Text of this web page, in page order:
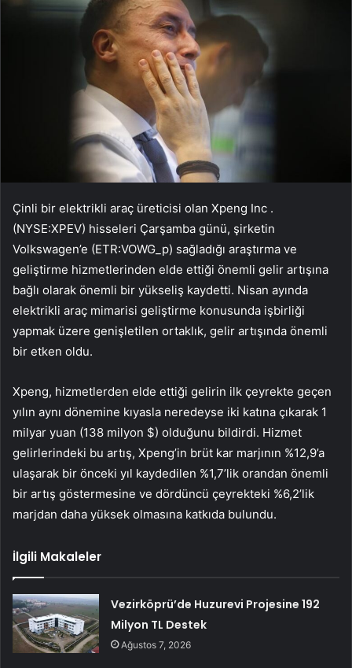
Çinli bir elektrikli araç üreticisi olan Xpeng Inc .
(NYSE:XPEV) hisseleri Çarşamba günü, şirketin
Volkswagen’e (ETR:VOWG_p) sağladığı araştırma ve
geliştirme hizmetlerinden elde ettiği önemli gelir artışına
bağlı olarak önemli bir yükseliş kaydetti. Nisan ayında
elektrikli araç mimarisi geliştirme konusunda işbirliği
yapmak üzere genişletilen ortaklık, gelir artışında önemli
bir etken oldu.
Xpeng, hizmetlerden elde ettiği gelirin ilk çeyrekte geçen
yılın aynı dönemine kıyasla neredeyse iki katına çıkarak 1
milyar yuan (138 milyon $) olduğunu bildirdi. Hizmet
gelirlerindeki bu artış, Xpeng’in brüt kar marjının %12,9’a
ulaşarak bir önceki yıl kaydedilen %1,7’lik orandan önemli
bir artış göstermesine ve dördüncü çeyrekteki %6,2’lik
marjdan daha yüksek olmasına katkıda bulundu.
İlgili Makaleler
Vezirköprü’de Huzurevi Projesine 192
Milyon TL Destek
Ağustos 7, 2026